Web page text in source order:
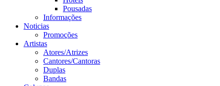
Pousadas
Informações
Noticias
Promoções
Artistas
Atores/Atrizes
Cantores/Cantoras
Duplas
Bandas